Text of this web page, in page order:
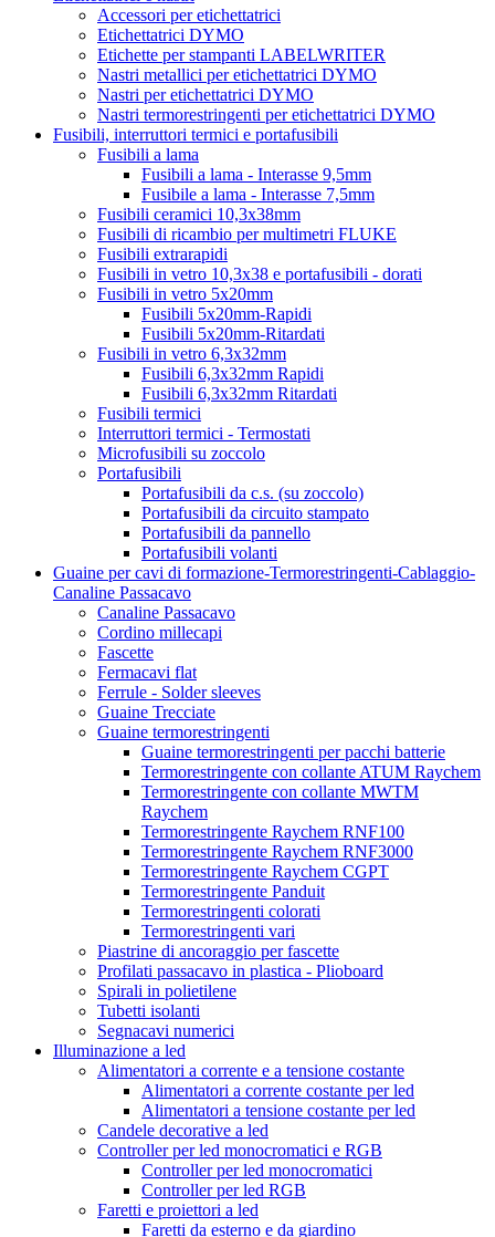
Accessori per etichettatrici
Etichettatrici DYMO
Etichette per stampanti LABELWRITER
Nastri metallici per etichettatrici DYMO
Nastri per etichettatrici DYMO
Nastri termorestringenti per etichettatrici DYMO
Fusibili, interruttori termici e portafusibili
Fusibili a lama
Fusibili a lama - Interasse 9,5mm
Fusibile a lama - Interasse 7,5mm
Fusibili ceramici 10,3x38mm
Fusibili di ricambio per multimetri FLUKE
Fusibili extrarapidi
Fusibili in vetro 10,3x38 e portafusibili - dorati
Fusibili in vetro 5x20mm
Fusibili 5x20mm-Rapidi
Fusibili 5x20mm-Ritardati
Fusibili in vetro 6,3x32mm
Fusibili 6,3x32mm Rapidi
Fusibili 6,3x32mm Ritardati
Fusibili termici
Interruttori termici - Termostati
Microfusibili su zoccolo
Portafusibili
Portafusibili da c.s. (su zoccolo)
Portafusibili da circuito stampato
Portafusibili da pannello
Portafusibili volanti
Guaine per cavi di formazione-Termorestringenti-Cablaggio-
Canaline Passacavo
Canaline Passacavo
Cordino millecapi
Fascette
Fermacavi flat
Ferrule - Solder sleeves
Guaine Trecciate
Guaine termorestringenti
Guaine termorestringenti per pacchi batterie
Termorestringente con collante ATUM Raychem
Termorestringente con collante MWTM
Raychem
Termorestringente Raychem RNF100
Termorestringente Raychem RNF3000
Termorestringente Raychem CGPT
Termorestringente Panduit
Termorestringenti colorati
Termorestringenti vari
Piastrine di ancoraggio per fascette
Profilati passacavo in plastica - Plioboard
Spirali in polietilene
Tubetti isolanti
Segnacavi numerici
Illuminazione a led
Alimentatori a corrente e a tensione costante
Alimentatori a corrente costante per led
Alimentatori a tensione costante per led
Candele decorative a led
Controller per led monocromatici e RGB
Controller per led monocromatici
Controller per led RGB
Faretti e proiettori a led
Faretti da esterno e da giardino